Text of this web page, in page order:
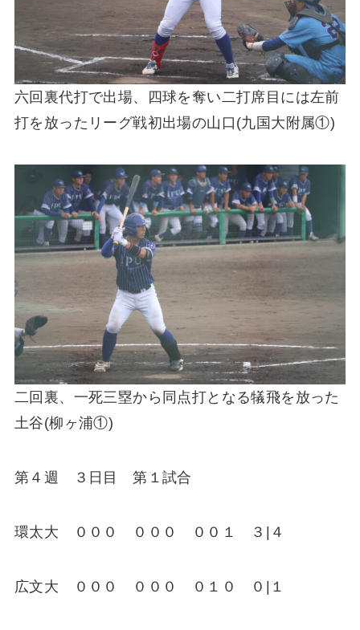
六回裏代打で出場、四球を奪い二打席目には左前
打を放ったリーグ戦初出場の山口(九国大附属①)
二回裏、一死三塁から同点打となる犠飛を放った
土谷(柳ヶ浦①)
第４週 ３日目 第１試合
環太大 ０００ ０００ ００１ ３|４
広文大 ０００ ０００ ０１０ ０|１